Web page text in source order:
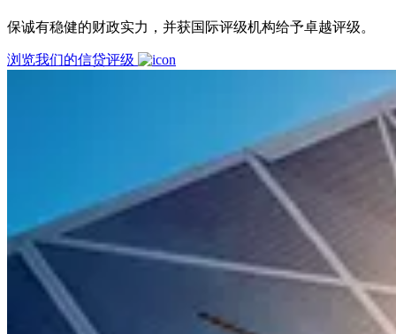
保诚有稳健的财政实力，并获国际评级机构给予卓越评级。
浏览我们的信贷评级